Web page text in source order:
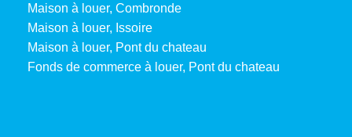
Maison à louer, Combronde
Maison à louer, Issoire
Maison à louer, Pont du chateau
Fonds de commerce à louer, Pont du chateau